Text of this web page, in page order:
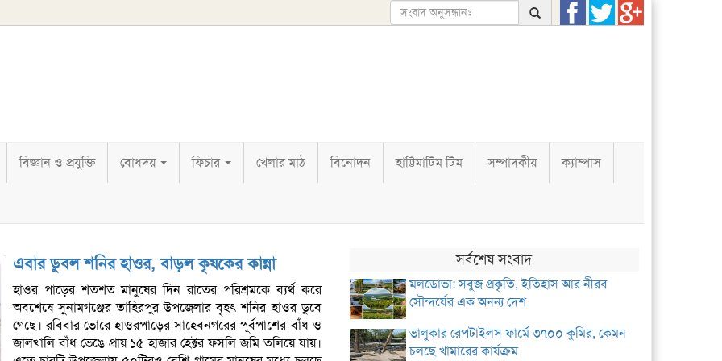
বিজ্ঞান ও প্রযুক্তি বোধদয় ফিচার খেলার মাঠ বিনোদন হাট্টিমাটিম টিম সম্পাদকীয় ক্যাম্পাস
এবার ডুবল শনির হাওর, বাড়ল কৃষকের কান্না
হাওর পাড়ের শতশত মানুষের দিন রাতের পরিশ্রমকে ব্যর্থ করে
অবশেষে সুনামগঞ্জের তাহিরপুর উপজেলার বৃহৎ শনির হাওর ডুবে
গেছে। রবিবার ভোরে হাওরপাড়ের সাহেবনগরের পূর্বপাশের বাঁধ ও
জালখালি বাঁধ ভেঙে প্রায় ১৫ হাজার হেক্টর ফসলি জমি তলিয়ে যায়।
সর্বশেষ সংবাদ
মলডোভা: সবুজ প্রকৃতি, ইতিহাস আর নীরব
সৌন্দর্যের এক অনন্য দেশ
ভালুকার রেপটাইলস ফার্মে ৩৭০০ কুমির, কেমন
চলছে খামারের কার্যক্রম